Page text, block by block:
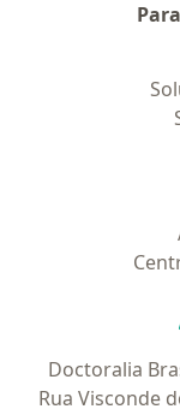
Doctoralia
Rua Visconde